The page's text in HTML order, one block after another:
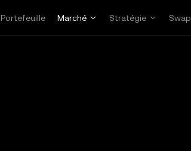
Portefeuille
Marché Stratégie Swap